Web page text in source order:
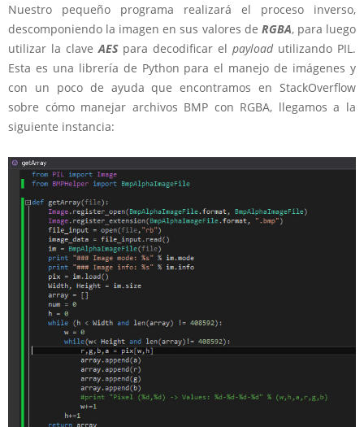
Nuestro pequeño programa realizará el proceso inverso,
descomponiendo la imagen en sus valores de RGBA, para luego
utilizar la claveAESpara decodificar el payloadutilizando PIL.
Esta es una librería de Python para el manejo de imágenes y
con un poco de ayuda que encontramos en StackOverflow
sobre cómo manejar archivos BMP con RGBA, llegamos a la
siguiente instancia: